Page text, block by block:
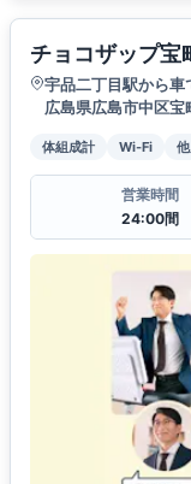
チョコザップ宝
宇品二丁目駅から車
広島県広島市中区
体組成計 Wi-Fi
営業時間
24:00間